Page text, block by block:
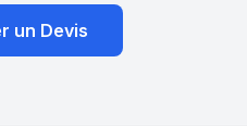
un Devis